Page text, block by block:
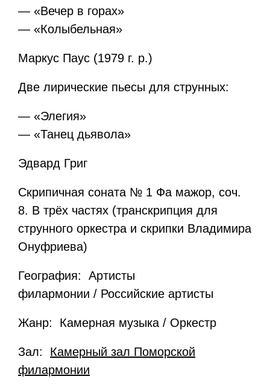
— «Вечер в горах»
— «Колыбельная»
Маркус Паус (1979 г. р.)
Две лирические пьесы для струнных:
— «Элегия»
— «Танец дьявола»
Эдвард Григ
Скрипичная соната № 1 Фа мажор, соч.
8. В трёх частях (транскрипция для
струнного оркестра и скрипки Владимира
Онуфриева)
География: Артисты
филармонии / Российские артисты
Жанр: Камерная музыка / Оркестр
Зал: Камерный зал Поморской
филармонии